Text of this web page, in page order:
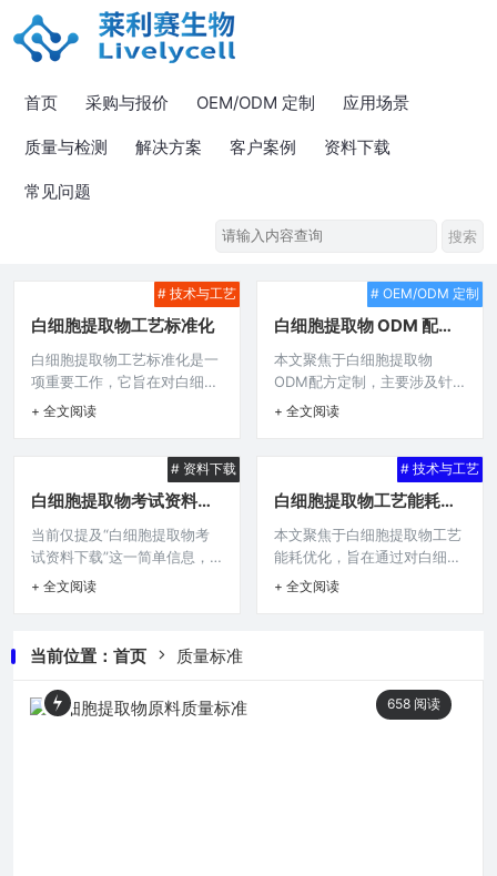
首页 采购与报价 OEM/ODM 定制 应用场景
质量与检测 解决方案 客户案例 资料下载
常见问题
# 技术与工艺
白细胞提取物工艺标准化
白细胞提取物工艺标准化是一
项重要工作，它旨在对白细胞
提取物的生产工艺进行规范与
艺过程的精准性、稳定性和可
重复性，以保障白细胞提取物
质量的一致性，为相关医学研
究、治疗应用等提供可靠的物
质基础，对提升白细胞提取物
的应用效能意义重大。在生命
保白细胞提取物在医学、科研
等诸多领域能够安全、有效地
发挥作用
+ 全文阅读
# OEM/ODM 定制
白细胞提取物 ODM 配方
定制
本文聚焦于白细胞提取物
ODM配方定制，主要涉及针
对白细胞提取物开展的定制化
心设计与打造，以满足各类特
定场景或客户的个性化要求，
为相关领域在利用白细胞提取
物方面提供定制化的解决方案
探索。在现代生物科技不断发
展的背景下,白细胞提取物作为
+ 全文阅读
# 资料下载
白细胞提取物考试资料下
载
当前仅提及“白细胞提取物考
试资料下载”这一简单信息，
缺乏更具体内容，无法进行更
的来源、用途、涉及科目、资
料涵盖范围等更多相关细节，
我可生成更有价值的摘要，若
说明是医学类考试关于白细胞
+ 全文阅读
# 技术与工艺
白细胞提取物工艺能耗优
化
本文聚焦于白细胞提取物工艺
能耗优化，旨在通过对白细胞
提取物生产工艺环节的深入剖
益、降低成本以及实现可持续
发展具有重要意义，有望助力
+ 全文阅读
当前位置： 首页 质量标准
658 阅读